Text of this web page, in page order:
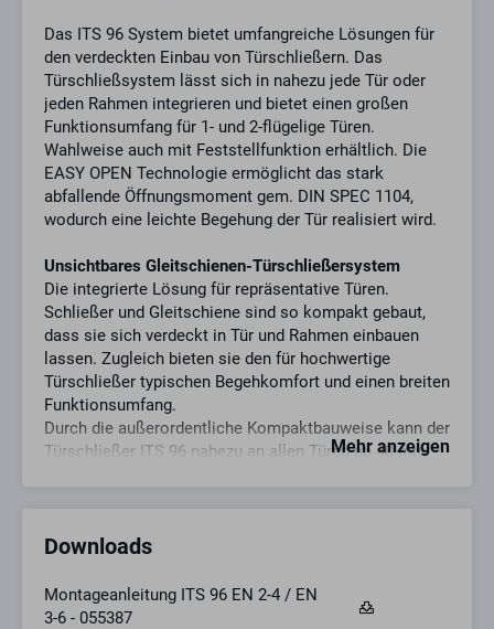
Mehr anzeigen
Das ITS 96 System bietet umfangreiche Lösungen für
den verdeckten Einbau von Türschließern. Das
Türschließsystem lässt sich in nahezu jede Tür oder
jeden Rahmen integrieren und bietet einen großen
Funktionsumfang für 1- und 2-flügelige Türen.
Wahlweise auch mit Feststellfunktion erhältlich. Die
EASY OPEN Technologie ermöglicht das stark
abfallende Öffnungsmoment gem. DIN SPEC 1104,
wodurch eine leichte Begehung der Tür realisiert wird.
Unsichtbares Gleitschienen-Türschließersystem
Die integrierte Lösung für repräsentative Türen.
Schließer und Gleitschiene sind so kompakt gebaut,
dass sie sich verdeckt in Tür und Rahmen einbauen
lassen. Zugleich bieten sie den für hochwertige
Türschließer typischen Begehkomfort und einen breiten
Funktionsumfang.
Durch die außerordentliche Kompaktbauweise kann der
Türschließer ITS 96 nahezu an allen Türen ab 40 mm
Vorteil des einfachen Zugangs für jedermann. Zwei
mm ermöglichen hohe Flexibilität in der Umsetzung.
Downloads
Montageanleitung ITS 96 EN 2-4 / EN
3-6 - 055387